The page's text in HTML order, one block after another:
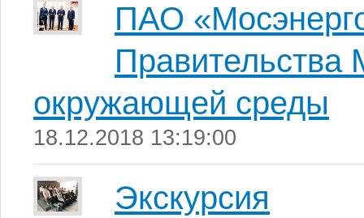
ПАО
Правительства
окружающей среды
18.12.2018 13:19:00
Экскурсия